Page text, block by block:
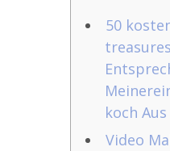
50
koch
Video